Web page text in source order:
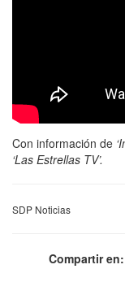
Con información de
‘Las Estrellas TV’.
SDP Noticias
Compartir en: